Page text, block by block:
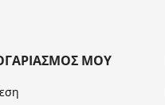
ΜΟΥ